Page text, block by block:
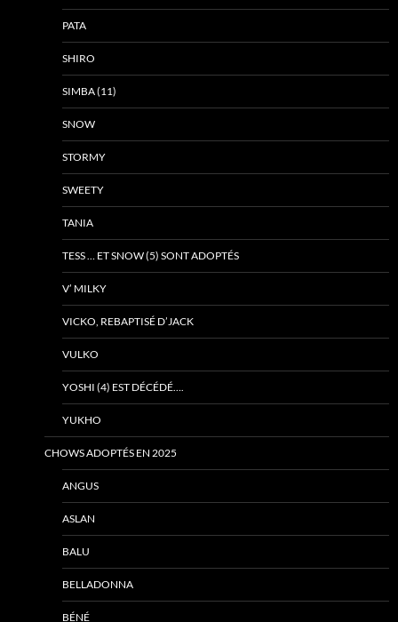
PATA
SHIRO
SIMBA (11)
SNOW
STORMY
SWEETY
TANIA
TESS … ET SNOW (5) SONT ADOPTÉS
V’ MILKY
VICKO, REBAPTISÉ D’JACK
VULKO
YOSHI (4) EST DÉCÉDÉ….
YUKHO
CHOWS ADOPTÉS EN 2025
ANGUS
ASLAN
BALU
BELLADONNA
BÉNÉ